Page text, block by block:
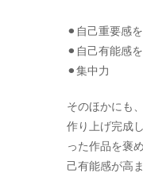
⚫︎自己重要感
⚫︎自己有能感
⚫︎集中力
そのほかにも
作り上げ完成
った作品を褒
己有能感が高